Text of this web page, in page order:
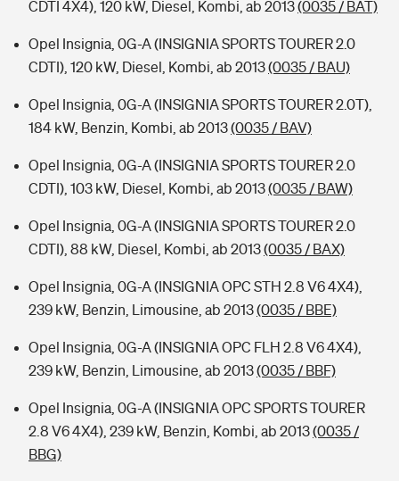
CDTI 4X4), 120 kW, Diesel, Kombi, ab 2013(0035 / BAT)
Opel Insignia, 0G-A (INSIGNIA SPORTS TOURER 2.0
CDTI), 120 kW, Diesel, Kombi, ab 2013(0035 / BAU)
Opel Insignia, 0G-A (INSIGNIA SPORTS TOURER 2.0T),
184 kW, Benzin, Kombi, ab 2013(0035 / BAV)
Opel Insignia, 0G-A (INSIGNIA SPORTS TOURER 2.0
CDTI), 103 kW, Diesel, Kombi, ab 2013(0035 / BAW)
Opel Insignia, 0G-A (INSIGNIA SPORTS TOURER 2.0
CDTI), 88 kW, Diesel, Kombi, ab 2013(0035 / BAX)
Opel Insignia, 0G-A (INSIGNIA OPC STH 2.8 V6 4X4),
239 kW, Benzin, Limousine, ab 2013(0035 / BBE)
Opel Insignia, 0G-A (INSIGNIA OPC FLH 2.8 V6 4X4),
239 kW, Benzin, Limousine, ab 2013(0035 / BBF)
Opel Insignia, 0G-A (INSIGNIA OPC SPORTS TOURER
2.8 V6 4X4), 239 kW, Benzin, Kombi, ab 2013(0035 /
BBG)